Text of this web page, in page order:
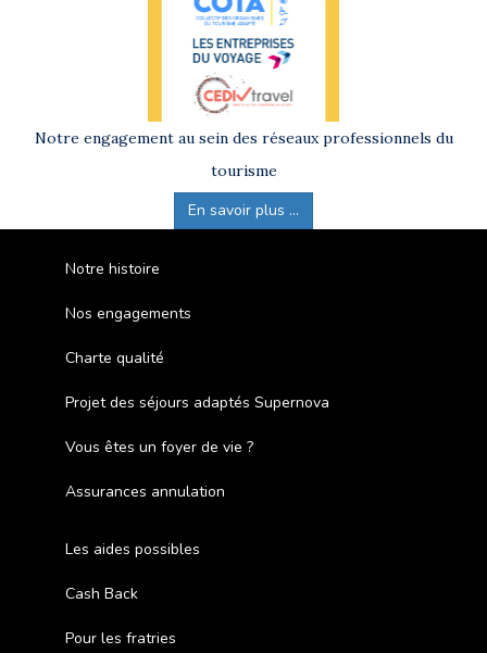
Notre engagement au sein des réseaux professionnels du
tourisme
En savoir plus ...
Notre histoire
Nos engagements
Charte qualité
Projet des séjours adaptés Supernova
Vous êtes un foyer de vie ?
Assurances annulation
Les aides possibles
Cash Back
Pour les fratries